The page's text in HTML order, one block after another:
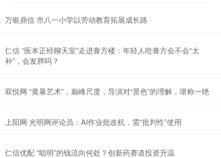
万银鼎信 市八一小学以劳动教育拓展成长路
仁信 “医本正经聊天室”走进膏方楼：年轻人吃膏方会不会“太
补”，会发胖吗？
双悦网 “黄暴艺术”，巅峰尺度，导演对“景色”的理解，堪称一绝
上阳网 光明网评论员：AI作业批改机，需“批判性”使用
仁信优配 “聪明”的钱流向何处？创新药赛道投资升温